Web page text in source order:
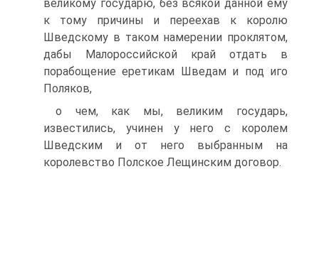
великому государю, без всякой данной ему
к тому причины и переехав к королю
Шведскому в таком намерении проклятом,
дабы Малороссийской край отдать в
порабощение еретикам Шведам и под иго
Поляков,
о чем, как мы, великим государь,
известились, учинен у него с королем
Шведским и от него выбранным на
королевство Полское Лещинским договор.